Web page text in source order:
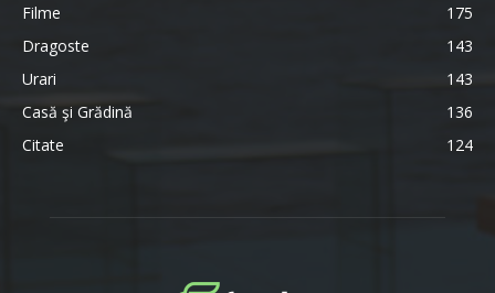
Filme
175
Dragoste
143
Urari
143
Casă şi Grădină
136
Citate
124